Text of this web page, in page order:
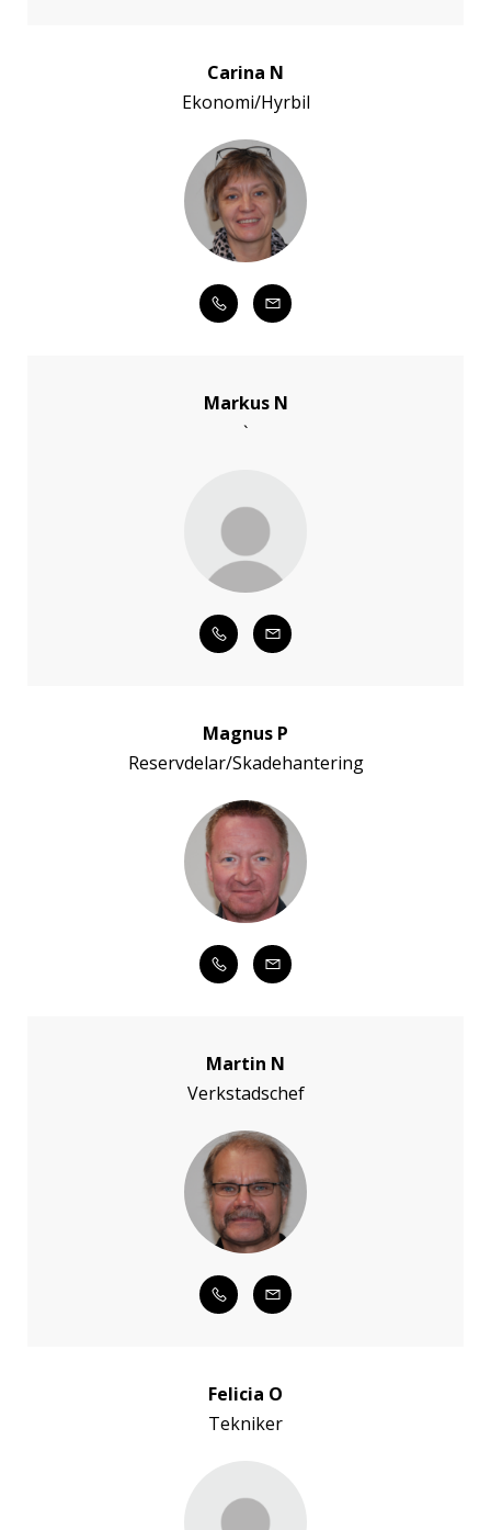
Carina N
Ekonomi/Hyrbil
Markus N
`
Magnus P
Reservdelar/Skadehantering
Martin N
Verkstadschef
Felicia O
Tekniker